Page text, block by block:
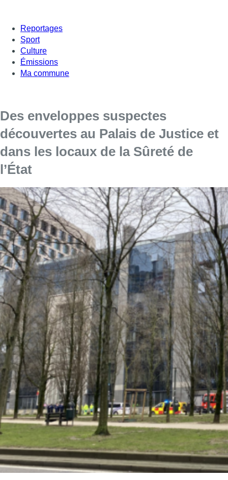
Reportages
Sport
Culture
Émissions
Ma commune
Des enveloppes suspectes
découvertes au Palais de Justice et
dans les locaux de la Sûreté de
l’État